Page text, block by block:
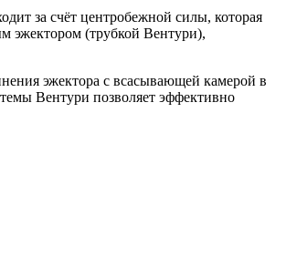
за счёт центробежной силы, которая
эжектором (трубкой Вентури),
эжектора с всасывающей камерой в
Вентури позволяет эффективно